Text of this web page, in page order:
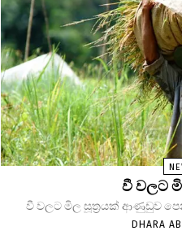
වී වලට
වී වලට මිල සූත්‍රයක් ආණුඩුව
DHARA